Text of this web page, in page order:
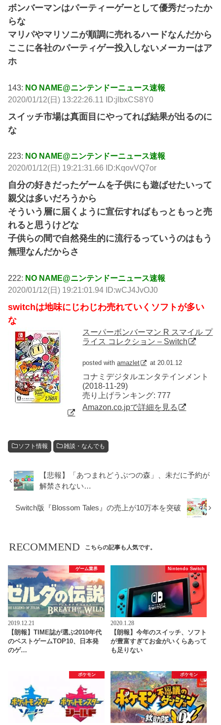
ボンバーマンはパーティーゲーとして優秀だったか
らな
マリパやマリソニが順調に売れるハードなんだから
ここに各社のパーティゲー投入しないメーカーはア
ホ
143: NO NAME@ニンテンドーニュース速報
2020/01/12(日) 13:22:26.11 ID:jlbxCS8Y0
スイッチ市場は真面目にやってれば結果が出るのに
な
223: NO NAME@ニンテンドーニュース速報
2020/01/12(日) 19:21:31.66 ID:KqovVQ7or
自分の好きだったゲームを子供にも遊ばせたいって
親父は多いだろうから
そういう層に届くように宣伝すればもっともっと売
れると思うけどな
子供らの間で自然発生的に流行るっていうのはもう
無理なんだからさ
222: NO NAME@ニンテンドーニュース速報
2020/01/12(日) 19:21:01.94 ID:wCJ4JvOJ0
switchは地味にじわじわ売れていくソフトが多い
な
スーパーボンバーマン R スマイル プ
ライス コレクション – Switch
posted withamazlet at 20.01.12
コナミデジタルエンタテインメント
(2018-11-29)
売り上げランキング: 777
Amazon.co.jpで詳細を見る
ソフト情報 雑談・なんでも
【悲報】「あつまれどうぶつの森」、未だに予約が
解禁されない…
Switch版『Blossom Tales』の売上が10万本を突破
RECOMMEND こちらの記事も人気です。
ゲーム業界
2019.12.21
【朗報】TIME誌が選ぶ2010年代
のベストゲームTOP10、日本発
のゲ…
Nintendo Switch
2020.1.28
【朗報】今年のスイッチ、ソフト
が豊富すぎてお金がいくらあって
も足りない
ポケモン ポケモン